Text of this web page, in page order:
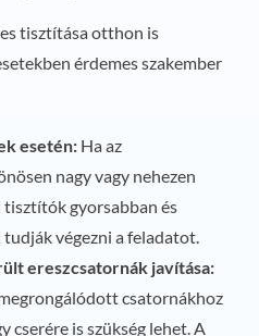
tisztítása otthon is
érdemes szakember
esetén:Ha az
nagy vagy nehezen
gyorsabban és
végezni a feladatot.
ereszcsatornák javítása:
csatornákhoz
cserére is szükség lehet. A